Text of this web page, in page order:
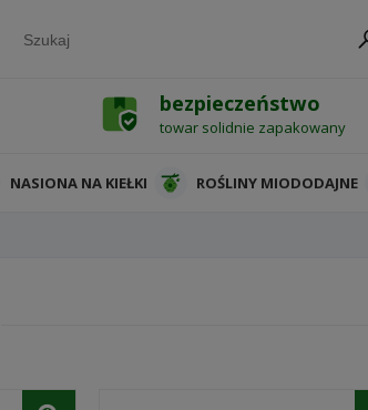
bezpieczeństwo
towar solidnie zapakowany
NASIONA NA KIEŁKI ROŚLINY MIODODAJNE